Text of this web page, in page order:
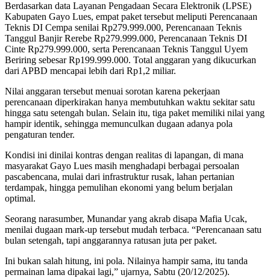
Berdasarkan data Layanan Pengadaan Secara Elektronik (LPSE)
Kabupaten Gayo Lues, empat paket tersebut meliputi Perencanaan
Teknis DI Cempa senilai Rp279.999.000, Perencanaan Teknis
Tanggul Banjir Rerebe Rp279.999.000, Perencanaan Teknis DI
Cinte Rp279.999.000, serta Perencanaan Teknis Tanggul Uyem
Beriring sebesar Rp199.999.000. Total anggaran yang dikucurkan
dari APBD mencapai lebih dari Rp1,2 miliar.
Nilai anggaran tersebut menuai sorotan karena pekerjaan
perencanaan diperkirakan hanya membutuhkan waktu sekitar satu
hingga satu setengah bulan. Selain itu, tiga paket memiliki nilai yang
hampir identik, sehingga memunculkan dugaan adanya pola
pengaturan tender.
Kondisi ini dinilai kontras dengan realitas di lapangan, di mana
masyarakat Gayo Lues masih menghadapi berbagai persoalan
pascabencana, mulai dari infrastruktur rusak, lahan pertanian
terdampak, hingga pemulihan ekonomi yang belum berjalan
optimal.
Seorang narasumber, Munandar yang akrab disapa Mafia Ucak,
menilai dugaan mark-up tersebut mudah terbaca. “Perencanaan satu
bulan setengah, tapi anggarannya ratusan juta per paket.
Ini bukan salah hitung, ini pola. Nilainya hampir sama, itu tanda
permainan lama dipakai lagi,” ujarnya, Sabtu (20/12/2025).